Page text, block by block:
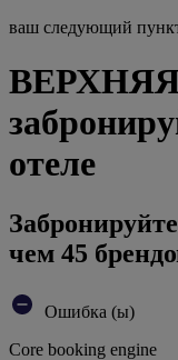
ваш следующий
отеле
чем 45
Ошибка (ы)
Core booking engine